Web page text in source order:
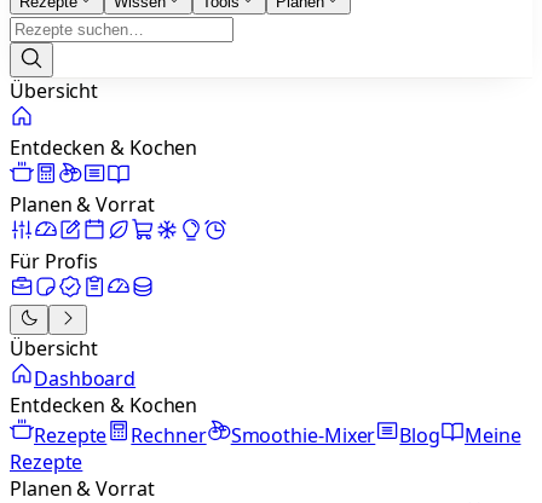
Übersicht
Entdecken & Kochen
Planen & Vorrat
Für Profis
Übersicht
Dashboard
Entdecken & Kochen
Rezepte
Rechner Smoothie-Mixer Blog
Meine
Rezepte
Planen & Vorrat